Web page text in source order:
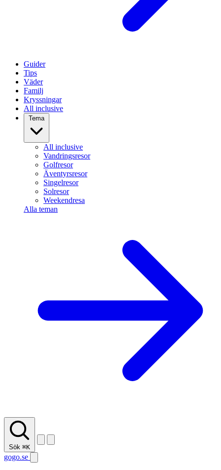
Guider
Tips
Väder
Familj
Kryssningar
All inclusive
Tema
All inclusive
Vandringsresor
Golfresor
Äventyrsresor
Singelresor
Solresor
Weekendresa
Alla teman
Sök ⌘K
gogo.se